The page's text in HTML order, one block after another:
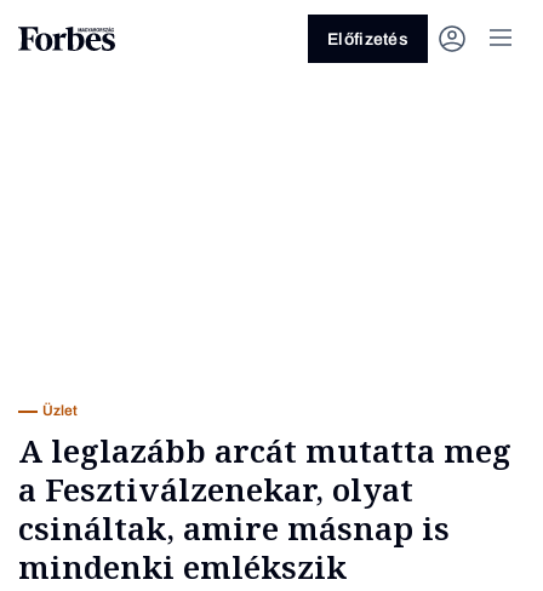
Előfizetés
Üzlet
A leglazább arcát mutatta meg
a Fesztiválzenekar, olyat
csináltak, amire másnap is
mindenki emlékszik